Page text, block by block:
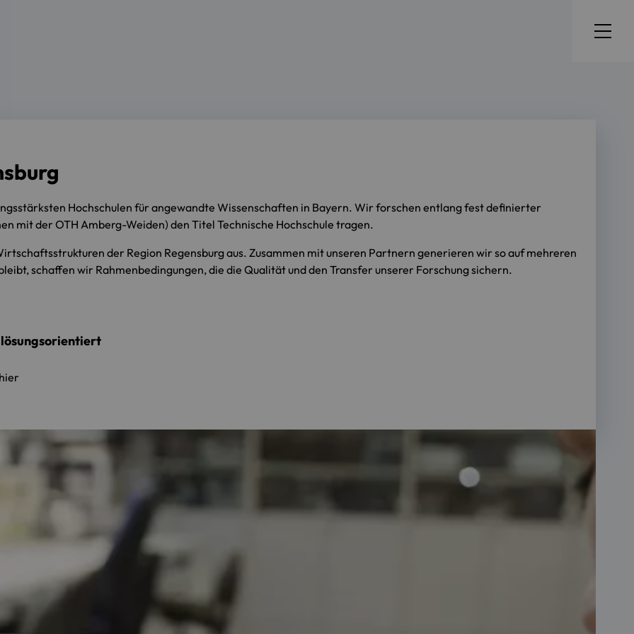
Hochschulen für angewandte Wissenschaften in Bayern. Wir forschen entlang fest definierter
mit der OTH Amberg-Weiden) den Titel Technische Hochschule tragen.
der Region Regensburg aus. Zusammen mit unseren Partnern generieren wir so auf mehreren
schaffen wir Rahmenbedingungen, die die Qualität und den Transfer unserer Forschung sichern.